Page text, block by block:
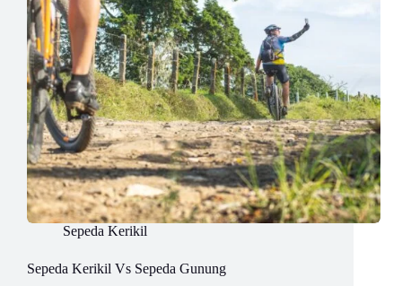
Sepeda Kerikil
Sepeda Kerikil Vs Sepeda Gunung